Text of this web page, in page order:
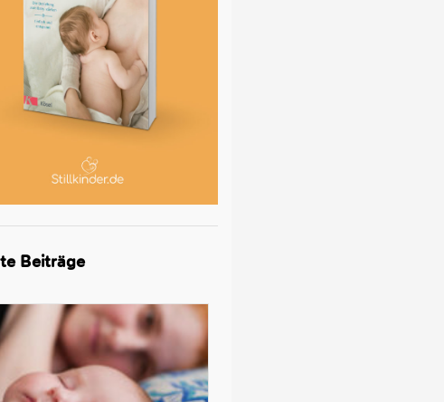
Beiträge